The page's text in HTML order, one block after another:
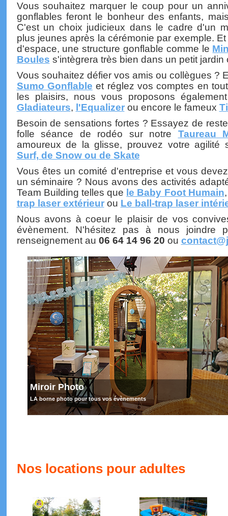
Vous souhaitez marquer le coup pour un
gonflables feront le bonheur des enfants,
C'est un choix judicieux dans le cadre d'un
plus jeunes après la cérémonie par exemple.
d'espace, une structure gonflable comme le
Boules s'intègrera très bien dans un petit jardin
Vous souhaitez défier vos amis ou collègues ?
Sumo Gonflable et réglez vos comptes en
les plaisirs, nous vous proposons
Gladiateurs, l'Equalizerou encore le fameux
Besoin de sensations fortes ? Essayez de
folle séance de rodéo sur notre Taureau
amoureux de la glisse, prouvez votre
Surf, de Snow ou de Skate
Vous êtes un comité d'entreprise et vous
un séminaire ? Nous avons des activités
Team Building telles que le Baby Foot Humain
trap laser extérieurou Le ball-trap laser
Nous avons à coeur le plaisir de vos
évènement. N'hésitez pas à nous joindre
renseignement au 06 64 14 96 20 ou
Miroir Photo
LA borne photo pour tous vos évènements
Nos locations pour adultes